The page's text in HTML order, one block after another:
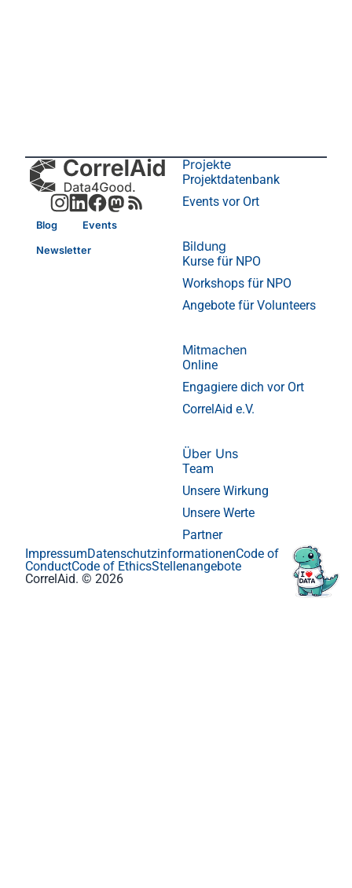
Blog Events
Newsletter
Projekte
Projektdatenbank
Events vor Ort
Bildung
Kurse für NPO
Workshops für NPO
Angebote für Volunteers
Mitmachen
Online
Engagiere dich vor Ort
CorrelAid e.V.
Über Uns
Team
Unsere Wirkung
Unsere Werte
Partner
CorrelAid. © 2026
ImpressumDatenschutzinformationenCode of
ConductCode of EthicsStellenangebote